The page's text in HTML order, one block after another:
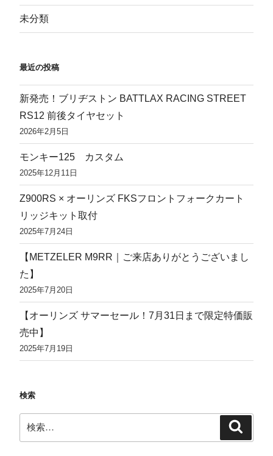
未分類
最近の投稿
新発売！ブリヂストン BATTLAX RACING STREET
RS12 前後タイヤセット
2026年2月5日
モンキー125 カスタム
2025年12月11日
Z900RS × オーリンズ FKSフロントフォークカート
リッジキット取付
2025年7月24日
【METZELER M9RR｜ご来店ありがとうございまし
た】
2025年7月20日
【オーリンズ サマーセール！7月31日まで限定特価販
売中】
2025年7月19日
検索
検